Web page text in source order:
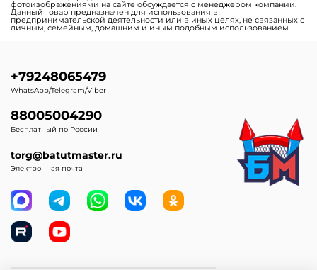
фотоизображениями на сайте обсуждается с менеджером компании.
Данный товар предназначен для использования в
предпринимательской деятельности или в иных целях, не связанных с
личным, семейным, домашним и иным подобным использованием.
+79248065479
WhatsApp/Telegram/Viber
88005004290
Бесплатный по России
torg@batutmaster.ru
Электронная почта